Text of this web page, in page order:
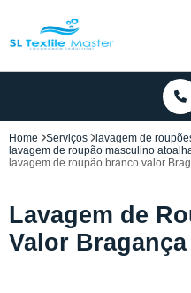
Home Serviços
lavagem de
lavagem de roupão masculino
lavagem de roupão branco valor
Lavagem de
Valor